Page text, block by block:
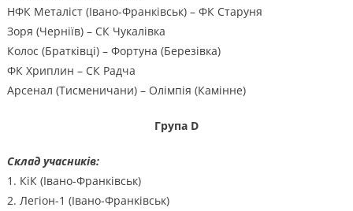
НФК Металіст (Івано-Франківськ) – ФК Старуня
Зоря (Черніїв) – СК Чукалівка
Колос (Братківці) – Фортуна (Березівка)
ФК Хриплин – СК Радча
Арсенал (Тисменичани) – Олімпія (Камінне)
Група D
Склад учасників:
1. КіК (Івано-Франківськ)
2. Легіон-1 (Івано-Франківськ)